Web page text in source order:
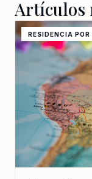
Artículos
RESIDENCIA POR